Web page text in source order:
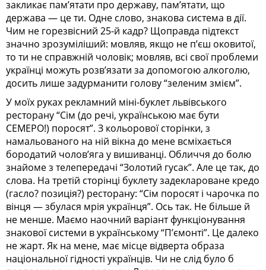
закликає пам’ятати про державу, пам’ятати, що
держава — це ти. Одне слово, знакова система в дії.
Чим не горезвісний 25-й кадр? Щоправда підтекст
значно зрозуміліший: мовляв, якщо не п’єш оковитої,
то ти не справжній чоловік; мовляв, всі свої проблеми
українці можуть розв’язати за допомогою алкоголю,
досить лише задурманити голову “зеленим змієм”.
У моїх руках рекламний міні-буклет львівського
ресторану “Сім (до речі, українською має бути
СЕМЕРО!) поросят”. З кольорової сторінки, з
намальованого на ній вікна до мене всміхається
бородатий чолов’яга у вишиванці. Обличчя до болю
знайоме з телепередачі “Золотий гусак”. Але це так, до
слова. На третій сторінці буклету задеклароване кредо
(гасло? позиція?) ресторану: “Сім поросят і чарочка по
вінця — збулася мрія українця”. Ось так. Не більше й
не менше. Маємо наочний варіант функціонування
знакової системи в українському “П’ємонті”. Це далеко
не жарт. Як на мене, має місце відверта образа
національної гідності українців. Чи не слід було б